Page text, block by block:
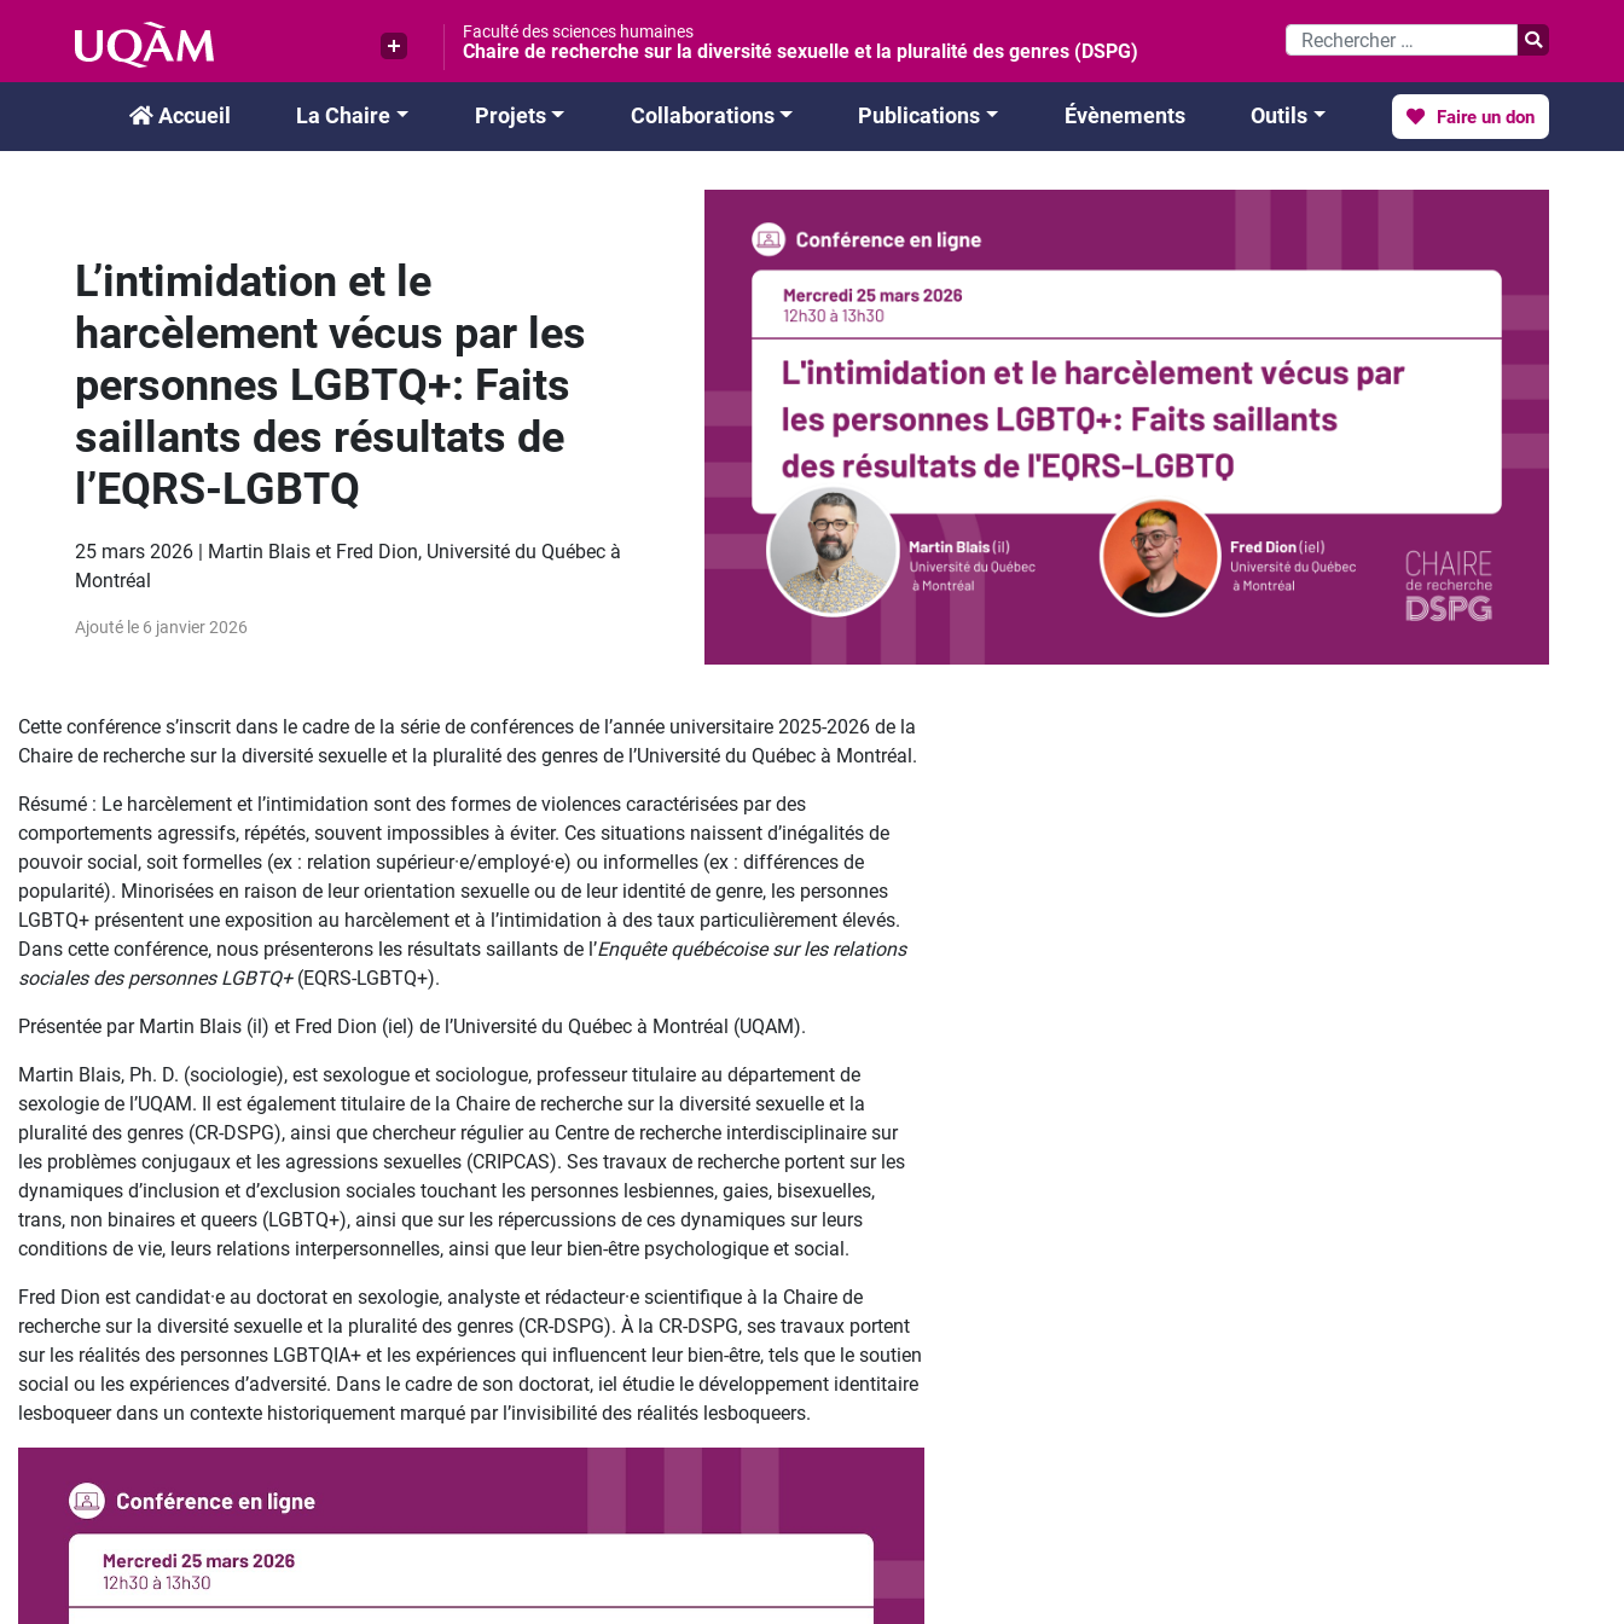
Faculté des sciences humaines
Chaire de recherche sur la diversité sexuelle et la pluralité des genres (DSPG)
Accueil La Chaire Projets Collaborations Publications Évènements Outils Faire un don
L’intimidation et le
harcèlement vécus par les
personnes LGBTQ+: Faits
saillants des résultats de
l’EQRS-LGBTQ
25 mars 2026 | Martin Blais et Fred Dion, Université du Québec à
Montréal
Ajouté le 6 janvier 2026
Cette conférence s’inscrit dans le cadre de la série de conférences de l’année universitaire 2025-2026 de la
Chaire de recherche sur la diversité sexuelle et la pluralité des genres de l’Université du Québec à Montréal.
Résumé : Le harcèlement et l’intimidation sont des formes de violences caractérisées par des
comportements agressifs, répétés, souvent impossibles à éviter. Ces situations naissent d’inégalités de
pouvoir social, soit formelles (ex : relation supérieur·e/employé·e) ou informelles (ex : différences de
popularité). Minorisées en raison de leur orientation sexuelle ou de leur identité de genre, les personnes
LGBTQ+ présentent une exposition au harcèlement et à l’intimidation à des taux particulièrement élevés.
Dans cette conférence, nous présenterons les résultats saillants de l’Enquête québécoise sur les relations
sociales des personnes LGBTQ+ (EQRS-LGBTQ+).
Présentée par Martin Blais (il) et Fred Dion (iel) de l’Université du Québec à Montréal (UQAM).
Martin Blais, Ph. D. (sociologie), est sexologue et sociologue, professeur titulaire au département de
sexologie de l’UQAM. Il est également titulaire de la Chaire de recherche sur la diversité sexuelle et la
pluralité des genres (CR-DSPG), ainsi que chercheur régulier au Centre de recherche interdisciplinaire sur
les problèmes conjugaux et les agressions sexuelles (CRIPCAS). Ses travaux de recherche portent sur les
dynamiques d’inclusion et d’exclusion sociales touchant les personnes lesbiennes, gaies, bisexuelles,
trans, non binaires et queers (LGBTQ+), ainsi que sur les répercussions de ces dynamiques sur leurs
conditions de vie, leurs relations interpersonnelles, ainsi que leur bien-être psychologique et social.
Fred Dion est candidat·e au doctorat en sexologie, analyste et rédacteur·e scientifique à la Chaire de
recherche sur la diversité sexuelle et la pluralité des genres (CR-DSPG). À la CR-DSPG, ses travaux portent
sur les réalités des personnes LGBTQIA+ et les expériences qui influencent leur bien-être, tels que le soutien
social ou les expériences d’adversité. Dans le cadre de son doctorat, iel étudie le développement identitaire
lesboqueer dans un contexte historiquement marqué par l’invisibilité des réalités lesboqueers.